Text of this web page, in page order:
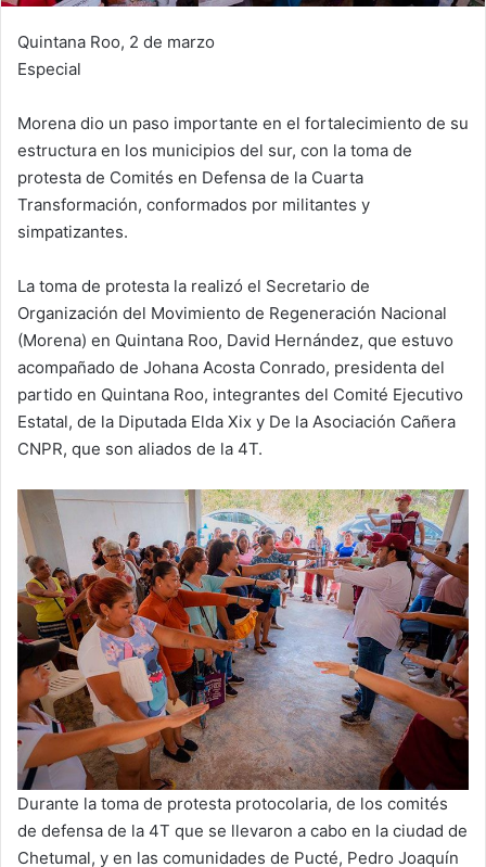
Quintana Roo, 2 de marzo
Especial
Morena dio un paso importante en el fortalecimiento de su
estructura en los municipios del sur, con la toma de
protesta de Comités en Defensa de la Cuarta
Transformación, conformados por militantes y
simpatizantes.
La toma de protesta la realizó el Secretario de
Organización del Movimiento de Regeneración Nacional
(Morena) en Quintana Roo, David Hernández, que estuvo
acompañado de Johana Acosta Conrado, presidenta del
partido en Quintana Roo, integrantes del Comité Ejecutivo
Estatal, de la Diputada Elda Xix y De la Asociación Cañera
CNPR, que son aliados de la 4T.
Durante la toma de protesta protocolaria, de los comités
de defensa de la 4T que se llevaron a cabo en la ciudad de
Chetumal, y en las comunidades de Pucté, Pedro Joaquín